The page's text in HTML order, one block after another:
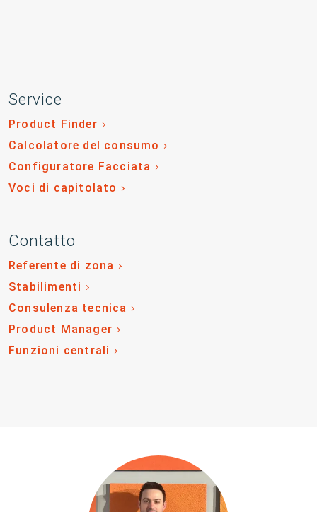
Service
Product Finder
Calcolatore del consumo
Configuratore Facciata
Voci di capitolato
Contatto
Referente di zona
Stabilimenti
Consulenza tecnica
Product Manager
Funzioni centrali